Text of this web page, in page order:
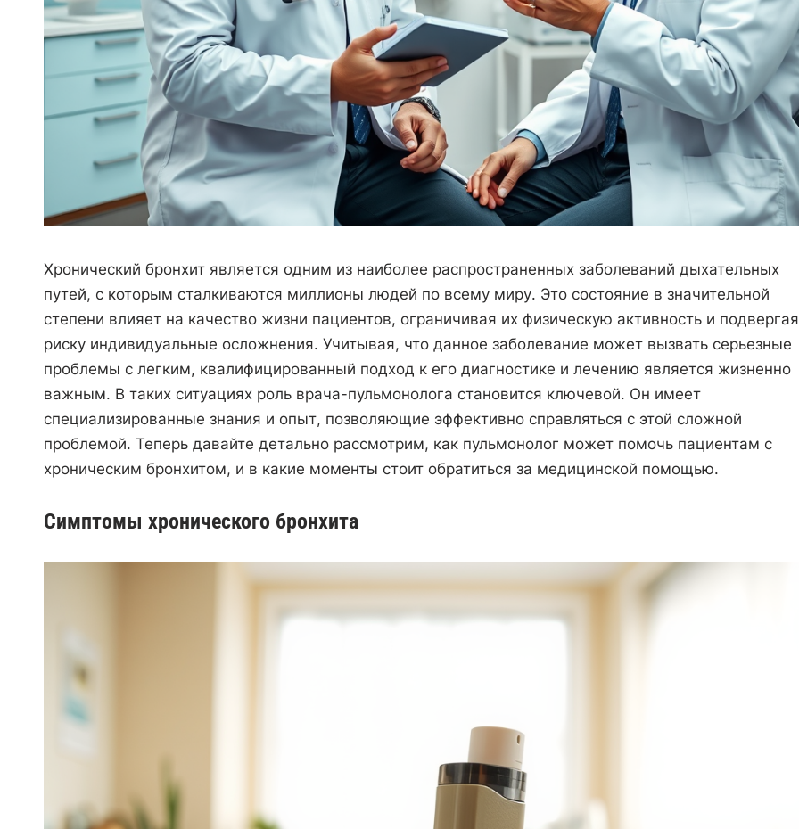
Хронический бронхит является одним из наиболее распространенных заболеваний дыхательных
путей, с которым сталкиваются миллионы людей по всему миру. Это состояние в значительной
степени влияет на качество жизни пациентов, ограничивая их физическую активность и подвергая
риску индивидуальные осложнения. Учитывая, что данное заболевание может вызвать серьезные
проблемы с легким, квалифицированный подход к его диагностике и лечению является жизненно
важным. В таких ситуациях роль врача-пульмонолога становится ключевой. Он имеет
специализированные знания и опыт, позволяющие эффективно справляться с этой сложной
проблемой. Теперь давайте детально рассмотрим, как пульмонолог может помочь пациентам с
хроническим бронхитом, и в какие моменты стоит обратиться за медицинской помощью.
Симптомы хронического бронхита